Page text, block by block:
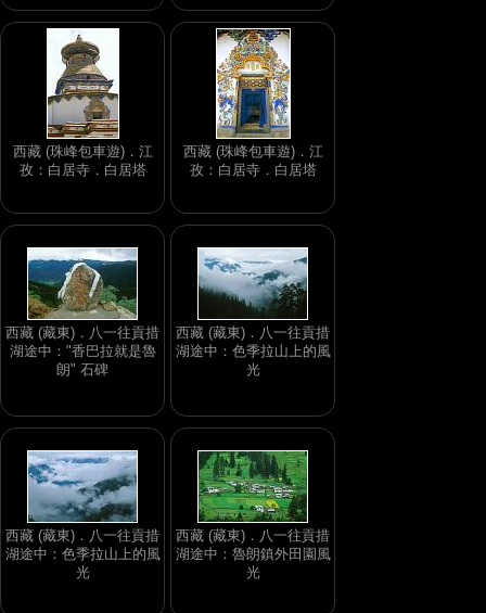
西藏 (珠峰包車遊)．江
孜：白居寺．白居塔
西藏 (珠峰包車遊)．江
孜：白居寺．白居塔
西藏 (藏東)．八一往貢措
湖途中："香巴拉就是魯
朗" 石碑
西藏 (藏東)．八一往貢措
湖途中：色季拉山上的風
光
西藏 (藏東)．八一往貢措
湖途中：色季拉山上的風
光
西藏 (藏東)．八一往貢措
湖途中：魯朗鎮外田園風
光